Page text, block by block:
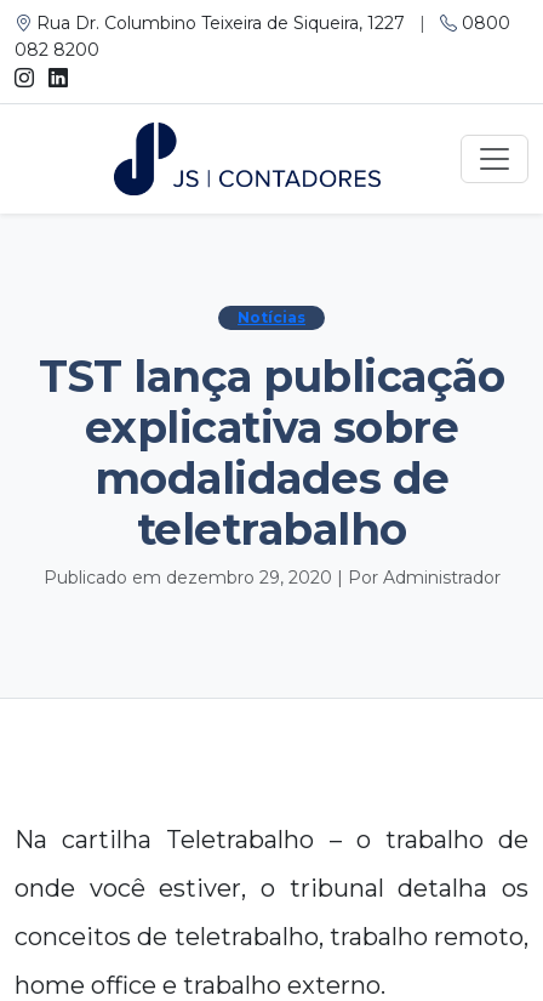
Rua Dr. Columbino Teixeira de Siqueira, 1227 |
0800
082 8200
Notícias
TST lança publicação
explicativa sobre
modalidades de
teletrabalho
Publicado em dezembro 29, 2020 | Por Administrador
Na cartilha Teletrabalho – o trabalho de
onde você estiver, o tribunal detalha os
conceitos de teletrabalho, trabalho remoto,
home office e trabalho externo.